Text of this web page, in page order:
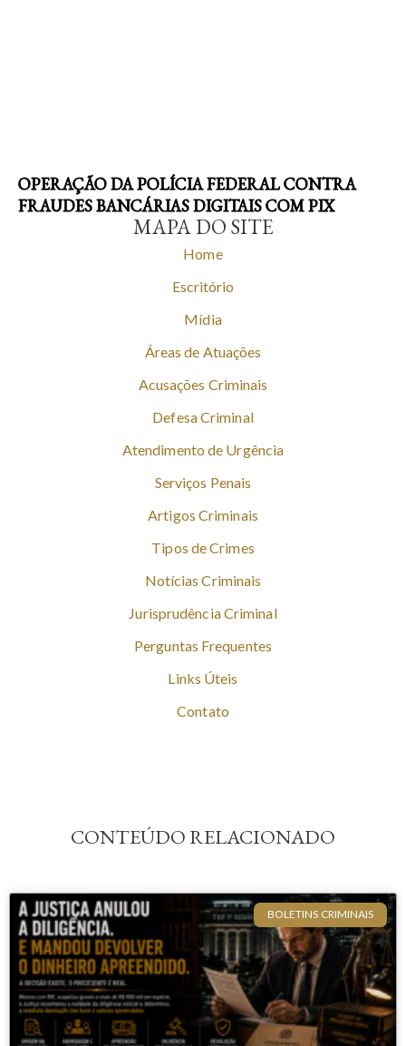
OPERAÇÃO DA POLÍCIA FEDERAL CONTRA
FRAUDES BANCÁRIAS DIGITAIS COM PIX
MAPA DO SITE
Home
Escritório
Mídia
Áreas de Atuações
Acusações Criminais
Defesa Criminal
Atendimento de Urgência
Serviços Penais
Artigos Criminais
Tipos de Crimes
Notícias Criminais
Jurisprudência Criminal
Perguntas Frequentes
Links Úteis
Contato
CONTEÚDO RELACIONADO
BOLETINS CRIMINAIS